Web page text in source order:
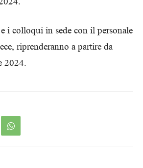
i colloqui in sede con il personale
riprenderanno a partire da
2024.